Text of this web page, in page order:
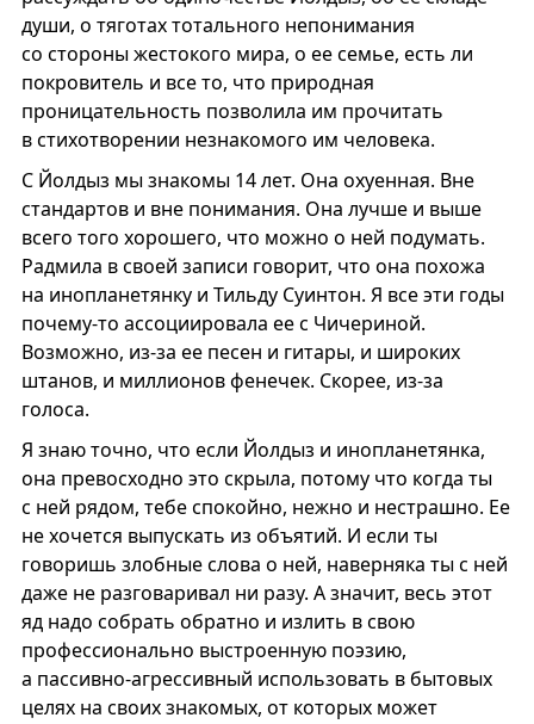
души, о тяготах тотального непонимания
со стороны жестокого мира, о ее семье, есть ли
покровитель и все то, что природная
проницательность позволила им прочитать
в стихотворении незнакомого им человека.
С Йолдыз мы знакомы 14 лет. Она охуенная. Вне
стандартов и вне понимания. Она лучше и выше
всего того хорошего, что можно о ней подумать.
Радмила в своей записи говорит, что она похожа
на инопланетянку и Тильду Суинтон. Я все эти годы
почему-то ассоциировала ее с Чичериной.
Возможно, из-за ее песен и гитары, и широких
штанов, и миллионов фенечек. Скорее, из-за
голоса.
Я знаю точно, что если Йолдыз и инопланетянка,
она превосходно это скрыла, потому что когда ты
с ней рядом, тебе спокойно, нежно и нестрашно. Ее
не хочется выпускать из объятий. И если ты
говоришь злобные слова о ней, наверняка ты с ней
даже не разговаривал ни разу. А значит, весь этот
яд надо собрать обратно и излить в свою
профессионально выстроенную поэзию,
а пассивно-агрессивный использовать в бытовых
целях на своих знакомых, от которых может